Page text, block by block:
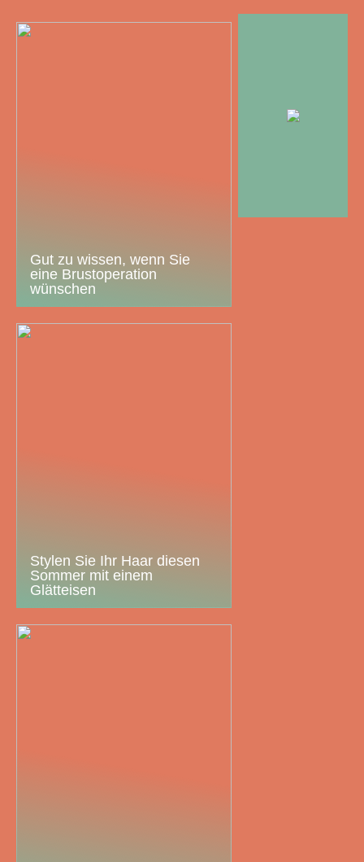
Gut zu wissen, wenn Sie
eine Brustoperation
wünschen
Stylen Sie Ihr Haar diesen
Sommer mit einem
Glätteisen